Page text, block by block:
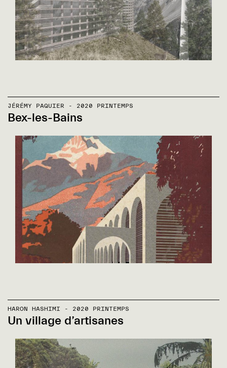
JÉRÉMY PAQUIER - 2020 PRINTEMPS
Bex-les-Bains
HARON HASHIMI - 2020 PRINTEMPS
Un village d’artisanes